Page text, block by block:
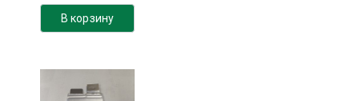
высокотоков
ый
В корзину